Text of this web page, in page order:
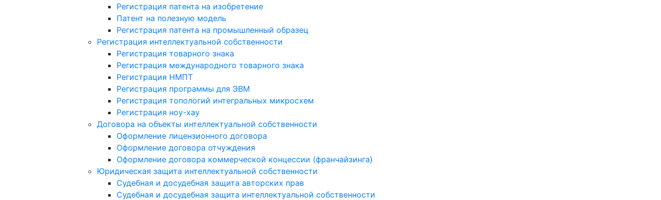
Регистрация патента на изобретение
Патент на полезную модель
Регистрация патента на промышленный образец
Регистрация интеллектуальной собственности
Регистрация товарного знака
Регистрация международного товарного знака
Регистрация НМПТ
Регистрация программы для ЭВМ
Регистрация топологий интегральных микросхем
Регистрация ноу-хау
Договора на объекты интеллектуальной собственности
Оформление лицензионного договора
Оформление договора отчуждения
Оформление договора коммерческой концессии (франчайзинга)
Юридическая защита интеллектуальной собственности
Судебная и досудебная защита авторских прав
Судебная и досудебная защита интеллектуальной собственности